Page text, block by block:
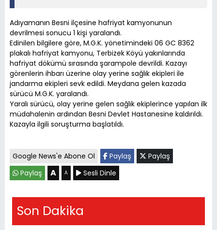
Adıyamanın Besni ilçesine hafriyat kamyonunun
devrilmesi sonucu 1 kişi yaralandı.
Edinilen bilgilere göre, M.G.K. yönetimindeki 06 GC 8362
plakalı hafriyat kamyonu, Terbizek Köyü yakınlarında
hafriyat dökümü sırasında şarampole devrildi. Kazayı
görenlerin ihbarı üzerine olay yerine sağlık ekipleri ile
jandarma ekipleri sevk edildi. Meydana gelen kazada
sürücü M.G.K. yaralandı.
Yaralı sürücü, olay yerine gelen sağlık ekiplerince yapılan ilk
müdahalenin ardından Besni Devlet Hastanesine kaldırıldı.
Kazayla ilgili soruşturma başlatıldı.
Google News'e Abone Ol Paylaş
Paylaş
Paylaş
A A Sesli Dinle
Son Dakika